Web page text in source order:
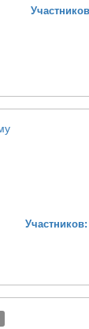
Участников: